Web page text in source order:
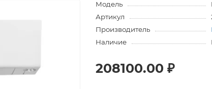
Модель
Артикул
Производитель
Наличие
208100.00 ₽